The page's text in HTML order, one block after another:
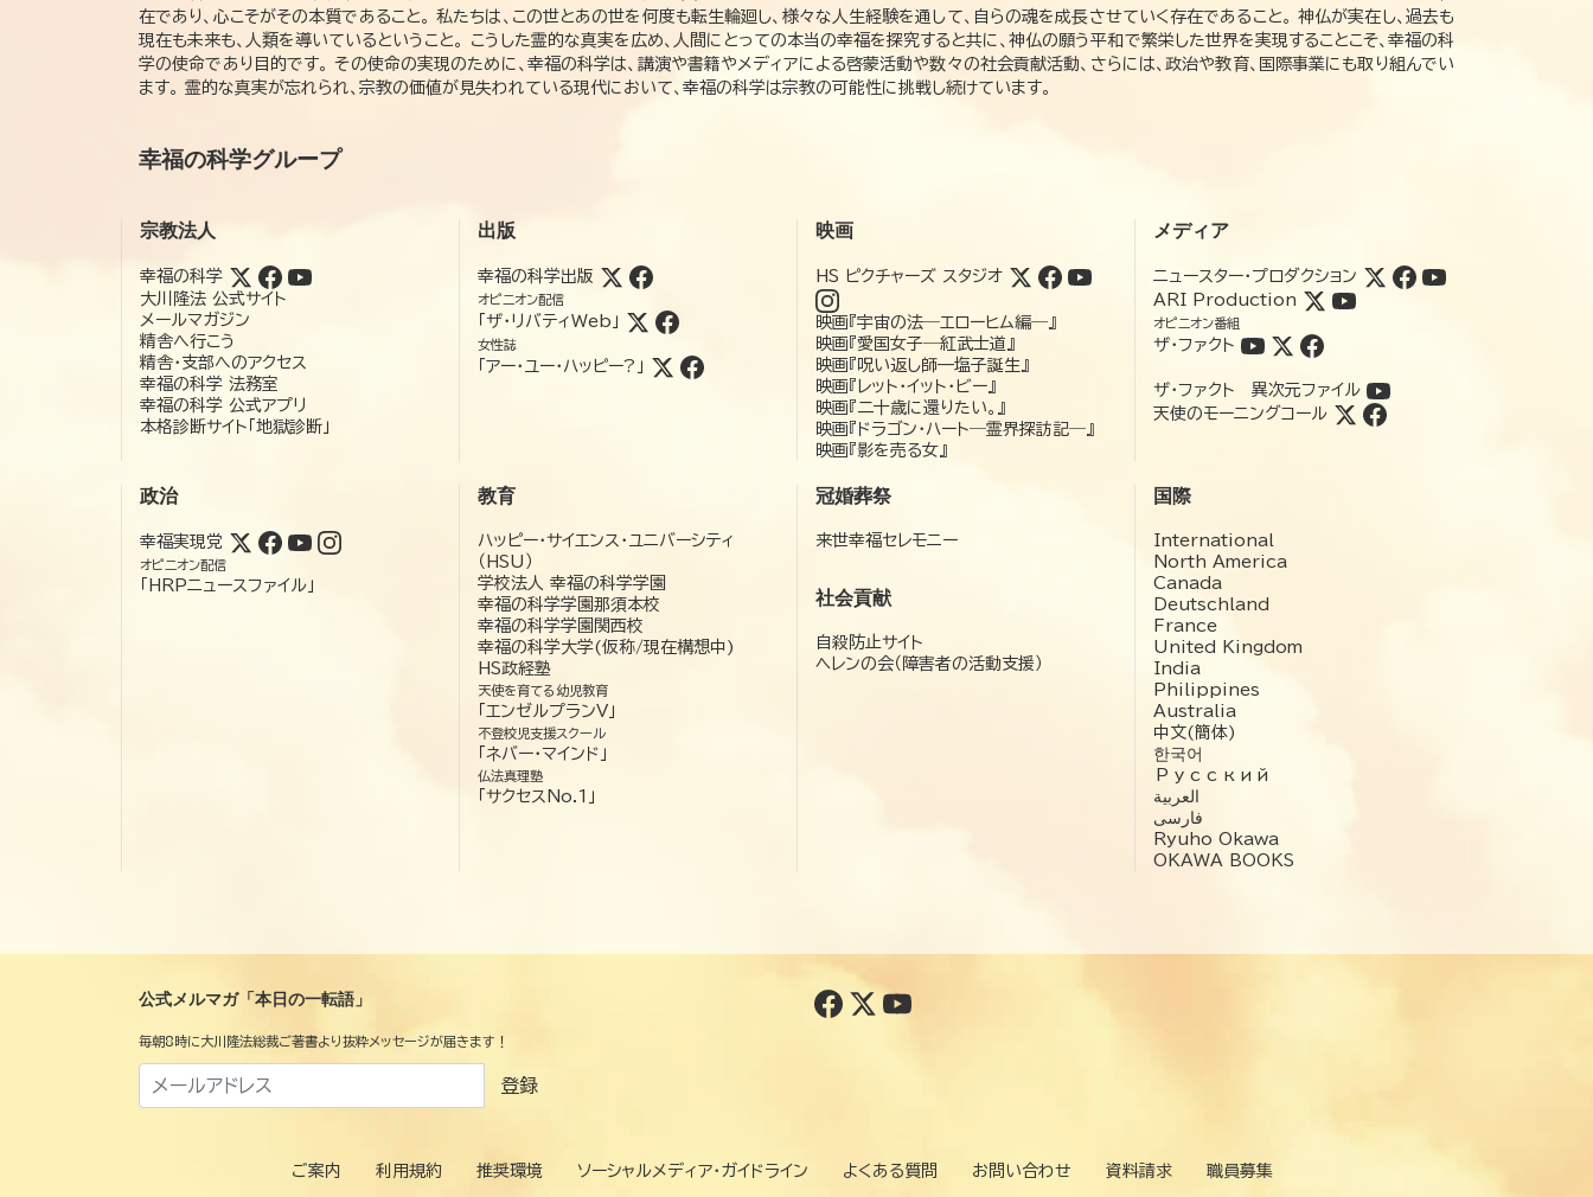
在であり、心こそがその本質であること。 私たちは、この世とあの世を何度も転生輪廻し、様々な人生経験を通して、自らの魂を成長させていく存在であること。 神仏が実在し、過去も
現在も未来も、人類を導いているということ。 こうした霊的な真実を広め、人間にとっての本当の幸福を探究すると共に、神仏の願う平和で繁栄した世界を実現することこそ、幸福の科
学の使命であり目的です。 その使命の実現のために、幸福の科学は、講演や書籍やメディアによる啓蒙活動や数々の社会貢献活動、さらには、政治や教育、国際事業にも取り組んでい
ます。 霊的な真実が忘れられ、宗教の価値が見失われている現代において、幸福の科学は宗教の可能性に挑戦し続けています。
幸福の科学グループ
宗教法人
幸福の科学
大川隆法 公式サイト
メールマガジン
精舎へ行こう
精舎・支部へのアクセス
幸福の科学 法務室
幸福の科学 公式アプリ
本格診断サイト「地獄診断」
出版
幸福の科学出版
オピニオン配信
「ザ・リバティWeb」
女性誌
「アー・ユー・ハッピー?」
映画
HS ピクチャーズ スタジオ
映画『宇宙の法―エローヒム編―』
映画『愛国女子―紅武士道』
映画『呪い返し師—塩子誕生』
映画『レット・イット・ビー』
映画『二十歳に還りたい。』
映画『ドラゴン・ハート―霊界探訪記―』
映画『影を売る女』
メディア
ニュースター・プロダクション
ARI Production
オピニオン番組
ザ・ファクト
ザ・ファクト 異次元ファイル
天使のモーニングコール
政治
幸福実現党
オピニオン配信
「HRPニュースファイル」
教育
ハッピー・サイエンス・ユニバーシティ
（HSU）
学校法人 幸福の科学学園
幸福の科学学園那須本校
幸福の科学学園関西校
幸福の科学大学(仮称/現在構想中)
HS政経塾
天使を育てる幼児教育
「エンゼルプランV」
不登校児支援スクール
「ネバー・マインド」
仏法真理塾
「サクセスNo.1」
冠婚葬祭
来世幸福セレモニー
社会貢献
自殺防止サイト
ヘレンの会（障害者の活動支援）
国際
International
North America
Canada
Deutschland
France
United Kingdom
India
Philippines
Australia
中文(簡体)
한국어
Русский
العربية‏
فارسی
Ryuho Okawa
OKAWA BOOKS
公式メルマガ「本日の一転語」
毎朝8時に大川隆法総裁ご著書より抜粋メッセージが届きます！
登録
ご案内 利用規約 推奨環境 ソーシャルメディア・ガイドライン よくある質問 お問い合わせ 資料請求 職員募集